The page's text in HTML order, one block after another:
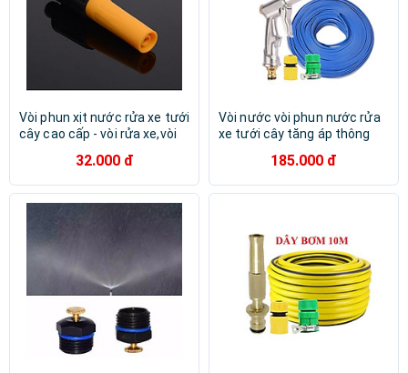
Vòi phun xịt nước rửa xe tưới
cây cao cấp - vòi rửa xe,vòi
lục nước 206622
32.000 đ
Vòi nước vòi phun nước rửa
xe tưới cây tăng áp thông
cao cấp TLG 206810 đầu
đồng,nối đen
185.000 đ